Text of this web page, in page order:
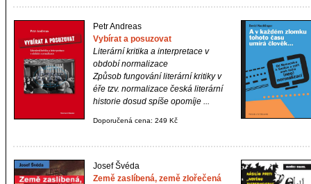
Petr Andreas
Vybírat a posuzovat
Literární kritika a interpretace v
období normalizace
Způsob fungování literární kritiky v
éře tzv. normalizace česká literární
historie dosud spíše opomíje ...
Doporučená cena: 249 Kč
Josef Švéda
Země zaslíbená, země zlořečená